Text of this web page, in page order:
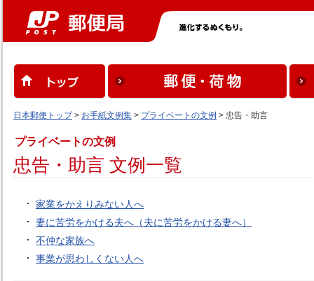
日本郵便トップ> お手紙文例集 > プライベートの文例 > 忠告・助言
プライベートの文例
忠告・助言 文例一覧
家業をかえりみない人へ
妻に苦労をかける夫へ（夫に苦労をかける妻へ）
不仲な家族へ
事業が思わしくない人へ